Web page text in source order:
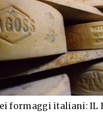
formaggi italiani: IL